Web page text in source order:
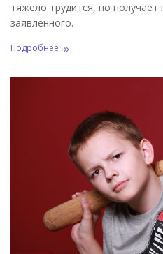
тяжело трудится, но получает
заявленного.
Подробнее